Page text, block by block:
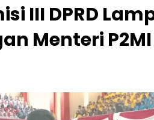
III DPRD
Menteri P2MI